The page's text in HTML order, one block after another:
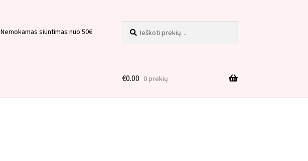
Nemokamas siuntimas nuo 50€
€0.00 0 prekių